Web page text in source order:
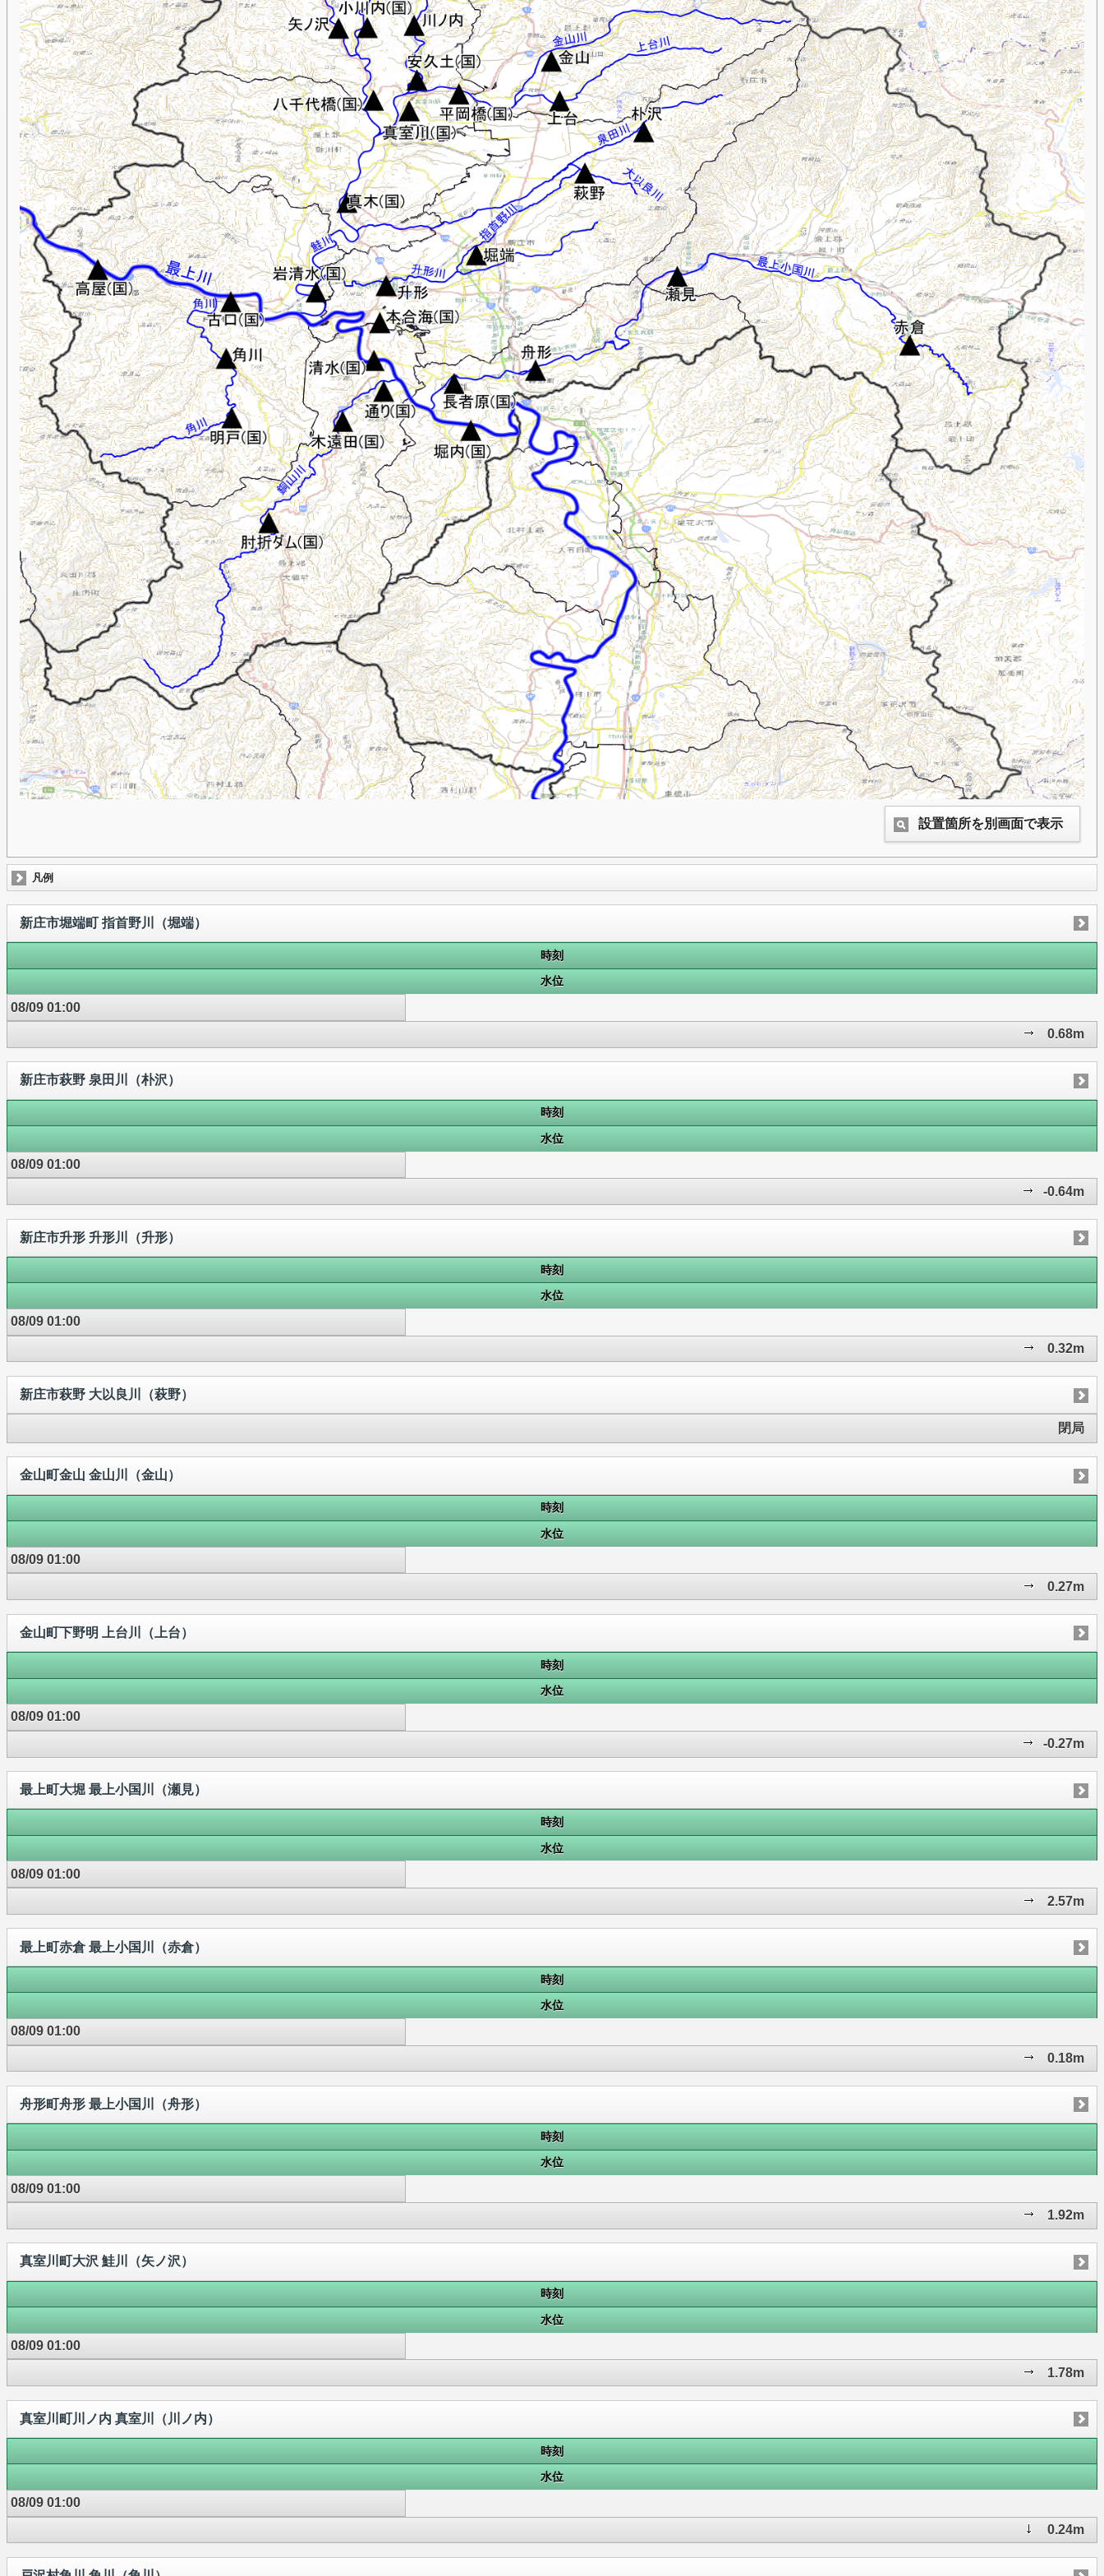
設置箇所を別画面で表示
凡例
新庄市堀端町 指首野川（堀端）
時刻
水位
08/09 01:00
0.68m
新庄市萩野 泉田川（朴沢）
時刻
水位
08/09 01:00
-0.64m
新庄市升形 升形川（升形）
時刻
水位
08/09 01:00
0.32m
新庄市萩野 大以良川（萩野）
閉局
金山町金山 金山川（金山）
時刻
水位
08/09 01:00
0.27m
金山町下野明 上台川（上台）
時刻
水位
08/09 01:00
-0.27m
最上町大堀 最上小国川（瀬見）
時刻
水位
08/09 01:00
2.57m
最上町赤倉 最上小国川（赤倉）
時刻
水位
08/09 01:00
0.18m
舟形町舟形 最上小国川（舟形）
時刻
水位
08/09 01:00
1.92m
真室川町大沢 鮭川（矢ノ沢）
時刻
水位
08/09 01:00
1.78m
真室川町川ノ内 真室川（川ノ内）
時刻
水位
08/09 01:00
0.24m